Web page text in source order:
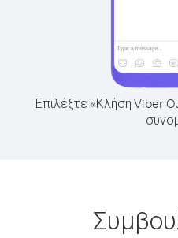
Επιλέξτε «Κλήση Viber